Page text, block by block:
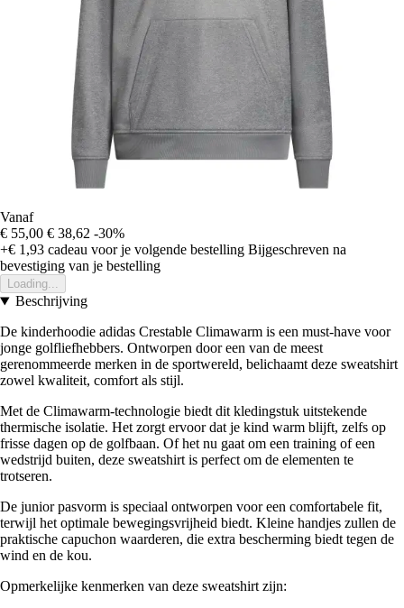
Vanaf
€ 55,00 € 38,62 -30%
+€ 1,93 cadeau voor je volgende bestelling Bijgeschreven na
bevestiging van je bestelling
Loading...
Beschrijving
De kinderhoodie adidas Crestable Climawarm is een must-have voor
jonge golfliefhebbers. Ontworpen door een van de meest
gerenommeerde merken in de sportwereld, belichaamt deze sweatshirt
zowel kwaliteit, comfort als stijl.
Met de Climawarm-technologie biedt dit kledingstuk uitstekende
thermische isolatie. Het zorgt ervoor dat je kind warm blijft, zelfs op
frisse dagen op de golfbaan. Of het nu gaat om een training of een
wedstrijd buiten, deze sweatshirt is perfect om de elementen te
trotseren.
De junior pasvorm is speciaal ontworpen voor een comfortabele fit,
terwijl het optimale bewegingsvrijheid biedt. Kleine handjes zullen de
praktische capuchon waarderen, die extra bescherming biedt tegen de
wind en de kou.
Opmerkelijke kenmerken van deze sweatshirt zijn: